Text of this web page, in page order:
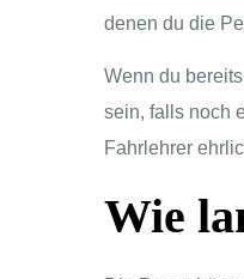
denen du die
Wenn du
sein, falls noch
Fahrlehrer
Wie